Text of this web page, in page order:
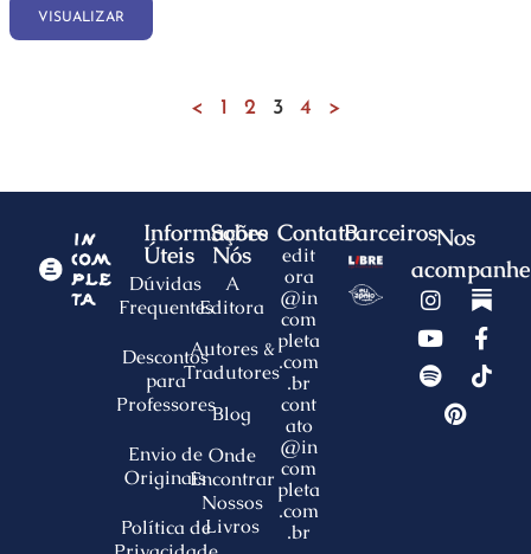
VISUALIZAR
< 1 2 3 4 >
Informações
Úteis
Dúvidas
Frequentes
Descontos
para
Professores
Envio de
Originais
Política de
Sobre
Nós
A
Editora
Autores &
Tradutores
Blog
Onde
Encontrar
Nossos
Livros
Contato
edit
ora
@in
com
pleta
.com
.br
cont
ato
@in
com
pleta
.com
.br
ParceirosNos